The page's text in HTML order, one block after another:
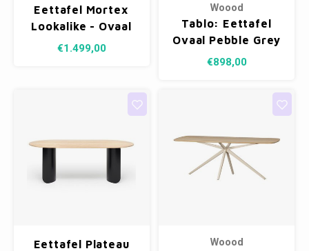
Eettafel Mortex
Lookalike - Ovaal
200 cm
€1.499,00
Woood
Tablo: Eettafel
Ovaal Pebble Grey
- 220 x 90 cm
€898,00
Eettafel Plateau
Woood